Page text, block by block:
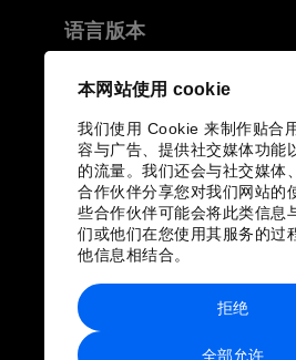
本网站使用 cookie
我们使用 Cookie 来制作贴合
容与广告、提供社交媒体功能
的流量。我们还会与社交媒体
合作伙伴分享您对我们网站的
些合作伙伴可能会将此类信息
们或他们在您使用其服务的过
他信息相结合。
全部允许
拒绝
语言版本